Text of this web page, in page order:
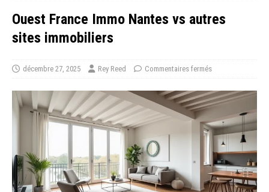
Ouest France Immo Nantes vs autres
sites immobiliers
décembre 27, 2025 Rey Reed Commentaires fermés